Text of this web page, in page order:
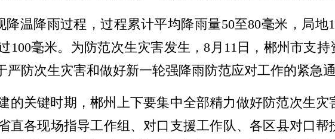
温降雨过程，过程累计平均降雨量50至80毫米，局地
100毫米。为防范次生灾害发生，8月11日，郴州市支持
防次生灾害和做好新一轮强降雨防范应对工作的紧急通
的关键时期，郴州上下要集中全部精力做好防范次生灾
直各现场指导工作组、对口支援工作队、各区县对口帮